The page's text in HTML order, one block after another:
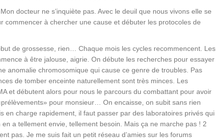
docteur ne s’inquiète pas. Avec le deuil que nous vivons elle se
commencer à chercher une cause et débuter les protocoles de
de grossesse, rien… Chaque mois les cycles recommencent. Les
à être jalouse, aigrie. On débute les recherches pour essayer
anomalie chromosomique qui cause ce genre de troubles. Pas
de tomber enceinte naturellement sont très minces. Les
et débutent alors pour nous le parcours du combattant pour avoir
pour monsieur… On encaisse, on subit sans rien
charge rapidement, il faut passer par des laboratoires privés qui
a tellement envie, tellement besoin. Mais ça ne marche pas ! 2
pas. Je me suis fait un petit réseau d’amies sur les forums